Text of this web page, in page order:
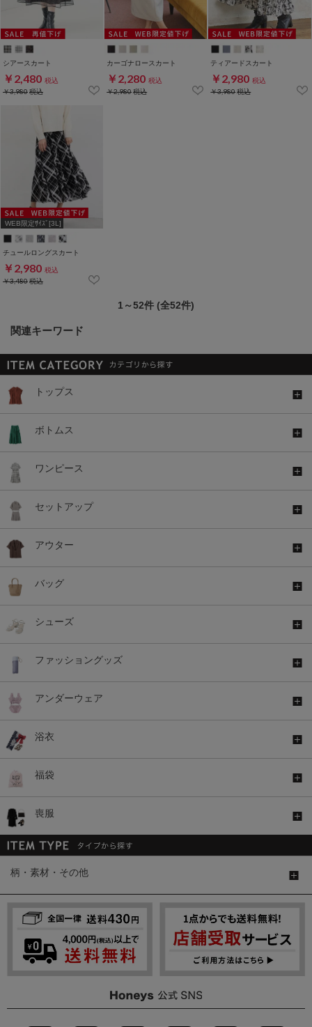
シアースカート
￥2,480 税込
￥3,980税込
カーゴナロースカート
￥2,280 税込
￥2,980税込
ティアードスカート
￥2,980 税込
￥3,980税込
WEB限定ｻｲｽﾞ[3L]
チュールロングスカート
￥2,980 税込
￥3,480税込
1～52件 (全52件)
関連キーワード
トップス
ボトムス
ワンピース
セットアップ
アウター
バッグ
シューズ
ファッショングッズ
アンダーウェア
浴衣
福袋
喪服
柄・素材・その他